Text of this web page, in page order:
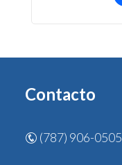
Contacto
(787) 906-0505